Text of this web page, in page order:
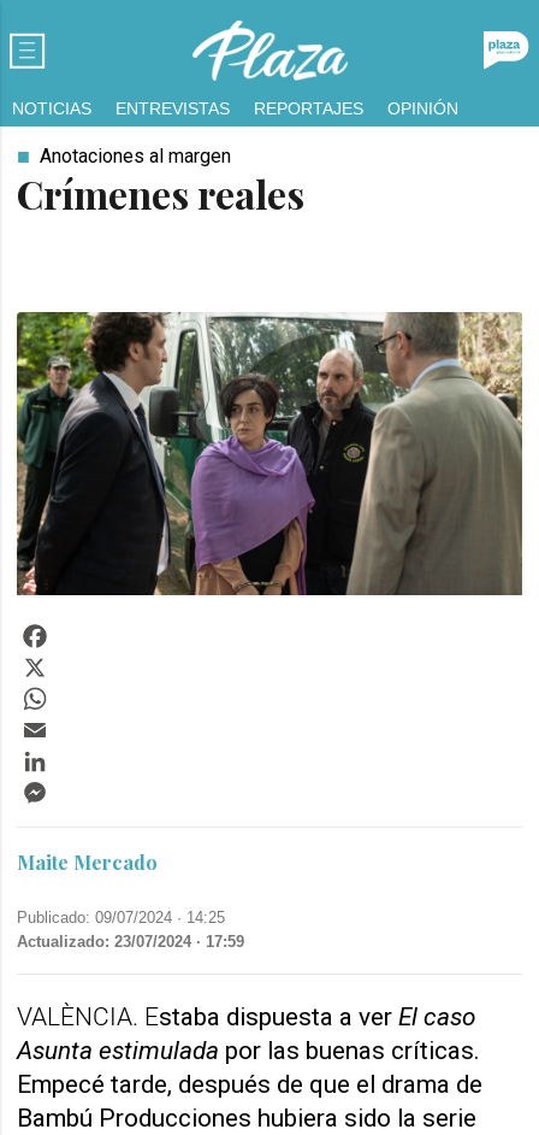
NOTICIAS ENTREVISTAS REPORTAJES OPINIÓN
Crímenes reales
Anotaciones al margen
Maite Mercado
Publicado: 09/07/2024 · 14:25
Actualizado: 23/07/2024 · 17:59
VALÈNCIA. Estaba dispuesta a verEl caso
Asunta estimulada por las buenas críticas.
Empecé tarde, después de que el drama de
Bambú Producciones hubiera sido la serie